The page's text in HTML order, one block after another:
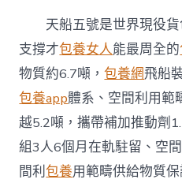
天船五號是世界現役
支撐才包養女人能最周全的
物質約6.7噸，包養網飛船
包養app體系、空間利用範
越5.2噸，攜帶補加推動劑
組3人6個月在軌駐留、空
間利包養用範疇供給物質